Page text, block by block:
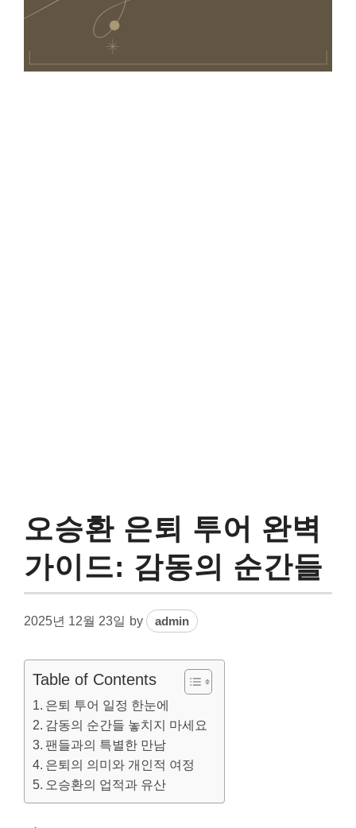
오승환 은퇴 투어 완벽
가이드: 감동의 순간들
2025년 12월 23일 by admin
Table of Contents
은퇴 투어 일정 한눈에
감동의 순간들 놓치지 마세요
팬들과의 특별한 만남
은퇴의 의미와 개인적 여정
오승환의 업적과 유산